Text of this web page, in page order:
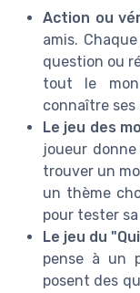
Action ou
amis.
question ou
tout le
connaître ses
Le jeu des
joueur
trouver un
un thème
pour tester
Le jeu du
pense à un
posent des